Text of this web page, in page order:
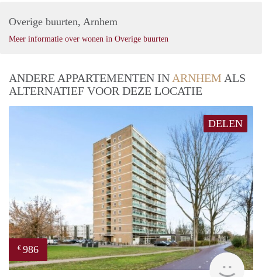
Overige buurten, Arnhem
Meer informatie over wonen in Overige buurten
ANDERE APPARTEMENTEN IN ARNHEM ALS
ALTERNATIEF VOOR DEZE LOCATIE
DELEN
€ 986